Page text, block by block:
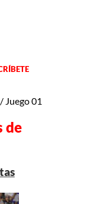
Juego 01
de